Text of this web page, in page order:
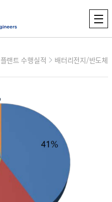
플랜트 수행실적 배터리전지/반도체